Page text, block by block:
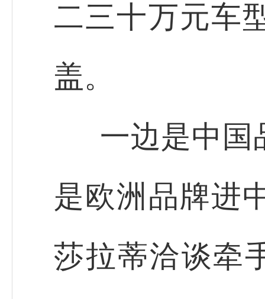
二三十万元车
盖。
一边是中国
是欧洲品牌进
莎拉蒂洽谈牵